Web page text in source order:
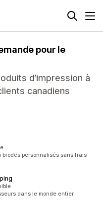
pour le
d’impression à
canadiens
personnalisés sans frais
dans le monde entier